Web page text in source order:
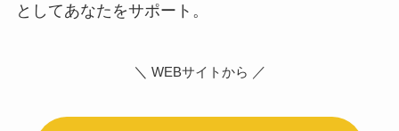
としてあなたをサポート。
＼ WEBサイトから ／